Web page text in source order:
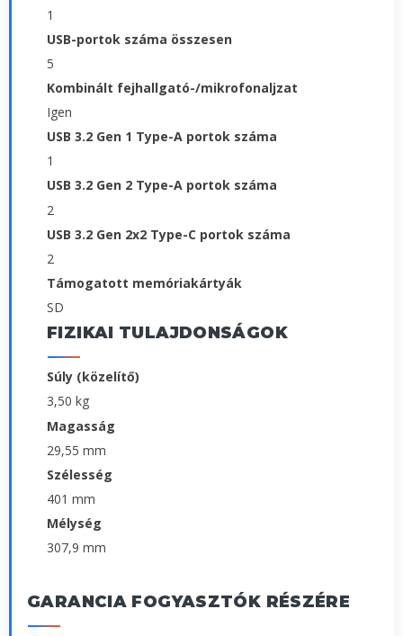
1
USB-portok száma összesen
5
Kombinált fejhallgató-/mikrofonaljzat
Igen
USB 3.2 Gen 1 Type-A portok száma
1
USB 3.2 Gen 2 Type-A portok száma
2
USB 3.2 Gen 2x2 Type-C portok száma
2
Támogatott memóriakártyák
SD
FIZIKAI TULAJDONSÁGOK
Súly (közelítő)
3,50 kg
Magasság
29,55 mm
Szélesség
401 mm
Mélység
307,9 mm
GARANCIA FOGYASZTÓK RÉSZÉRE